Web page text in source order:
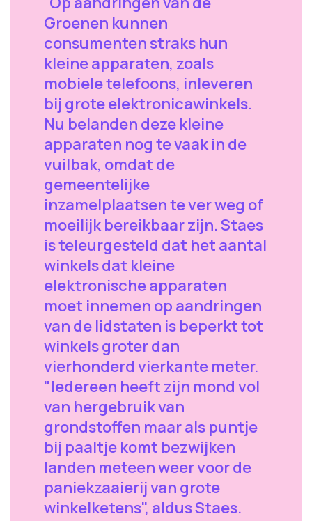
Groenen kunnen
consumenten straks hun
kleine apparaten, zoals
mobiele telefoons, inleveren
bij grote elektronicawinkels.
Nu belanden deze kleine
apparaten nog te vaak in de
vuilbak, omdat de
gemeentelijke
inzamelplaatsen te ver weg of
moeilijk bereikbaar zijn. Staes
is teleurgesteld dat het aantal
winkels dat kleine
elektronische apparaten
moet innemen op aandringen
van de lidstaten is beperkt tot
winkels groter dan
vierhonderd vierkante meter.
"Iedereen heeft zijn mond vol
van hergebruik van
grondstoffen maar als puntje
bij paaltje komt bezwijken
landen meteen weer voor de
paniekzaaierij van grote
winkelketens", aldus Staes.